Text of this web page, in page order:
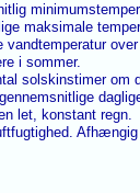
maksimale
vandtemperatur
i sommer.
solskinstimer om
let, konstant regn.